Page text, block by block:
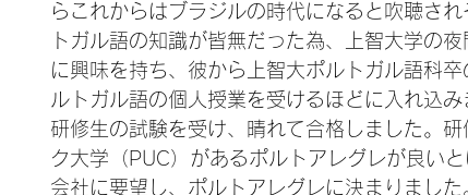
らこれからはブラジルの時代になると吹聴さ
トガル語の知識が皆無だった為、上智大学の
に興味を持ち、彼から上智大ポルトガル語科
ルトガル語の個人授業を受けるほどに入れ込
研修生の試験を受け、晴れて合格しました。
ク大学（PUC）があるポルトアレグレが良い
会社に要望し、ポルトアレグレに決まりました